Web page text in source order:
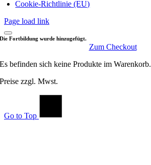
Cookie-Richtlinie (EU)
Page load link
Die Fortbildung wurde hinzugefügt.
Zum Checkout
Es befinden sich keine Produkte im Warenkorb.
Preise zzgl. Mwst.
Go to Top